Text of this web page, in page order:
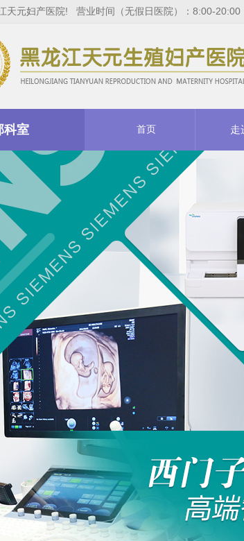
天元妇产医院! 营业时间（无假日医院）：8:00-20:00
科室 首页 走